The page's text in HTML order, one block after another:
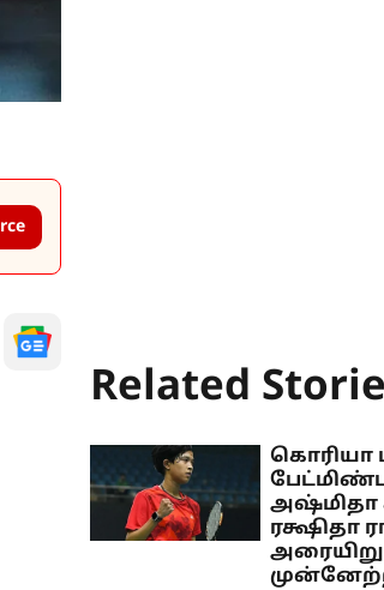
Related
கொரியா
அஷ்மிதா
ரக்ஷிதா